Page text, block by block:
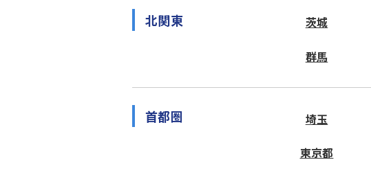
北関東 茨城
群馬
首都圏 埼玉
東京都